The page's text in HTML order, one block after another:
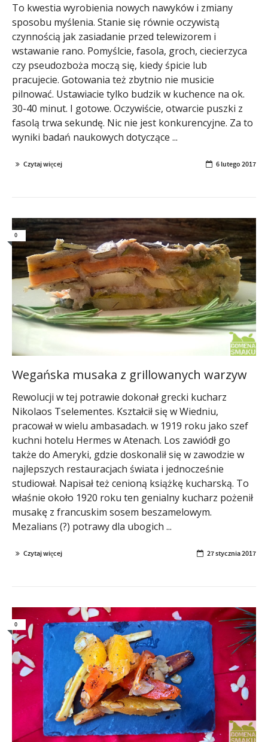
To kwestia wyrobienia nowych nawyków i zmiany
sposobu myślenia. Stanie się równie oczywistą
czynnością jak zasiadanie przed telewizorem i
wstawanie rano. Pomyślcie, fasola, groch, ciecierzyca
czy pseudozboża moczą się, kiedy śpicie lub
pracujecie. Gotowania też zbytnio nie musicie
pilnować. Ustawiacie tylko budzik w kuchence na ok.
30-40 minut. I gotowe. Oczywiście, otwarcie puszki z
fasolą trwa sekundę. Nic nie jest konkurencyjne. Za to
wyniki badań naukowych dotyczące ...
Czytaj więcej 6 lutego 2017
0
Wegańska musaka z grillowanych warzyw
Rewolucji w tej potrawie dokonał grecki kucharz
Nikolaos Tselementes. Kształcił się w Wiedniu,
pracował w wielu ambasadach. w 1919 roku jako szef
kuchni hotelu Hermes w Atenach. Los zawiódł go
także do Ameryki, gdzie doskonalił się w zawodzie w
najlepszych restauracjach świata i jednocześnie
studiował. Napisał też cenioną książkę kucharską. To
właśnie około 1920 roku ten genialny kucharz pożenił
musakę z francuskim sosem beszamelowym.
Mezalians (?) potrawy dla ubogich ...
Czytaj więcej 27 stycznia 2017
0